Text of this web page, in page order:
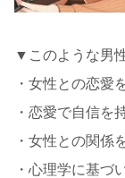
▼このような男
・女性との恋愛
・恋愛で自信を
・女性との関係
・心理学に基づ